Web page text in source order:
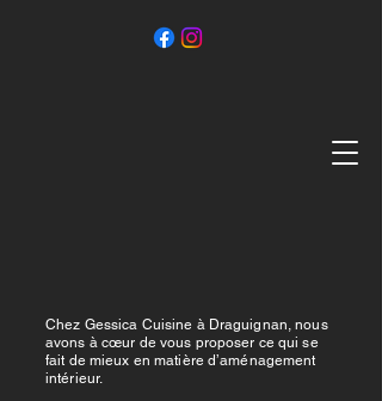
Chez Gessica Cuisine à Draguignan, nous
avons à cœur de vous proposer ce qui se
fait de mieux en matière d’aménagement
intérieur.